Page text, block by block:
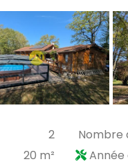
2 Nombre
20 m²